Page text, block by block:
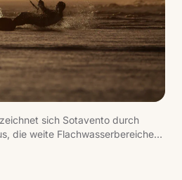
sich Sotavento durch
die weite Flachwasserbereiche